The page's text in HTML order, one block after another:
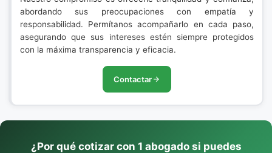
abordando sus preocupaciones con empatía y
responsabilidad. Permítanos acompañarlo en cada paso,
asegurando que sus intereses estén siempre protegidos
con la máxima transparencia y eficacia.
Contactar
¿Por qué cotizar con 1 abogado si puedes